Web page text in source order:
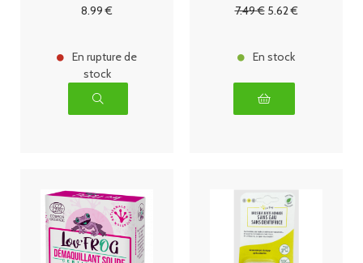
8.99 €
En rupture de
stock
7.49€ 5.62€
En stock